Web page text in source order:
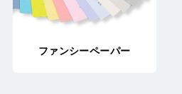
ファンシーペーパー